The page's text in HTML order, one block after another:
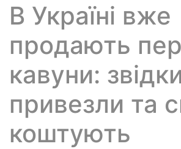
В Україні вже
продають
кавуни:
привезли та
коштують